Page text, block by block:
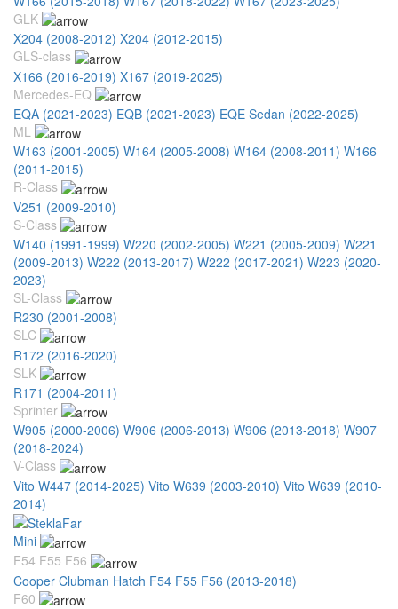
GLK
X204 (2008-2012) X204 (2012-2015)
GLS-class
X166 (2016-2019) X167 (2019-2025)
Mercedes-EQ
EQA (2021-2023) EQB (2021-2023) EQE Sedan (2022-2025)
ML
W163 (2001-2005) W164 (2005-2008) W164 (2008-2011) W166
(2011-2015)
R-Class
V251 (2009-2010)
S-Class
W140 (1991-1999) W220 (2002-2005) W221 (2005-2009) W221
(2009-2013) W222 (2013-2017) W222 (2017-2021) W223 (2020-
2023)
SL-Class
R230 (2001-2008)
SLC
R172 (2016-2020)
SLK
R171 (2004-2011)
Sprinter
W905 (2000-2006) W906 (2006-2013) W906 (2013-2018) W907
(2018-2024)
V-Class
Vito W447 (2014-2025) Vito W639 (2003-2010) Vito W639 (2010-
2014)
Mini
F54 F55 F56
Cooper Clubman Hatch F54 F55 F56 (2013-2018)
F60